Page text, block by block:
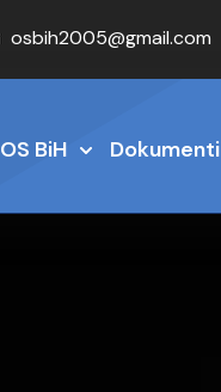
osbih2005@gmail.com
OS BiH Dokumenti